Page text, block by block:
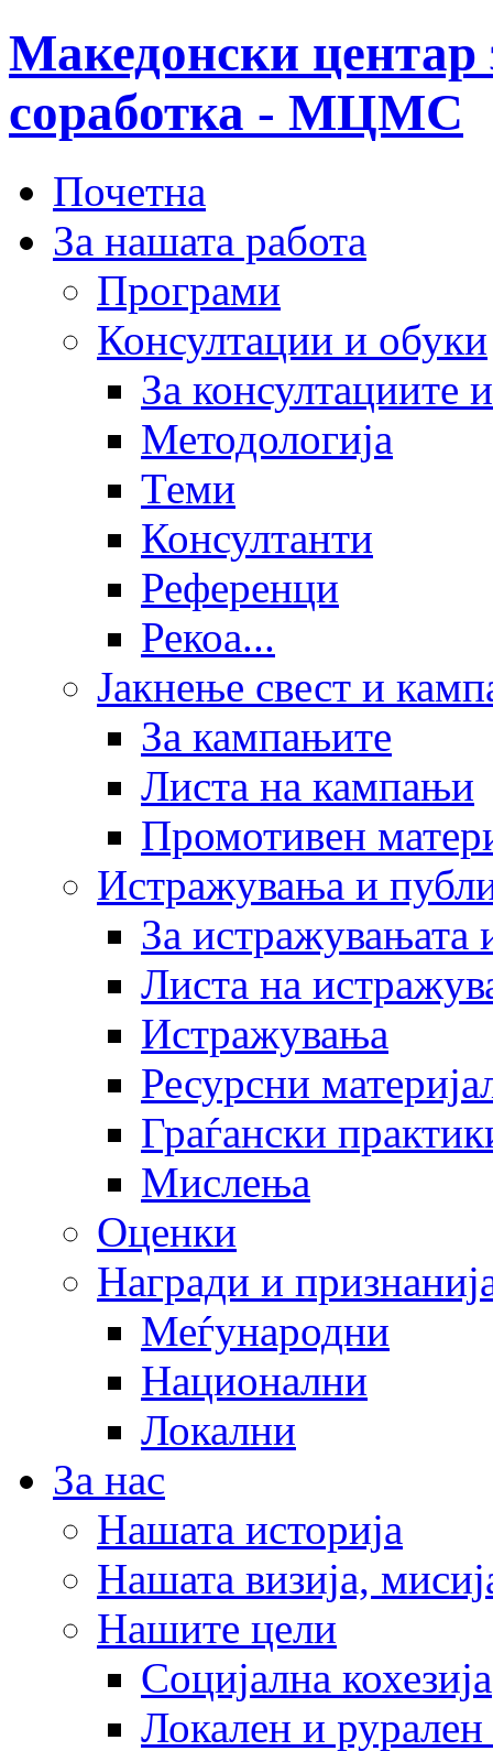
Македонски центар
соработка - МЦМС
Почетна
За нашата работа
Програми
Консултации и обуки
За консултациите
Методологија
Теми
Консултанти
Референци
Рекоа...
Јакнење свест и
За кампањите
Листа на кампањи
Промотивен
Истражувања и
За истражувањата
Листа на
Истражувања
Ресурсни
Граѓански
Мислења
Оценки
Награди и
Меѓународни
Национални
Локални
За нас
Нашата историја
Нашата визија,
Нашите цели
Социјална кохезија
Локален и рурален